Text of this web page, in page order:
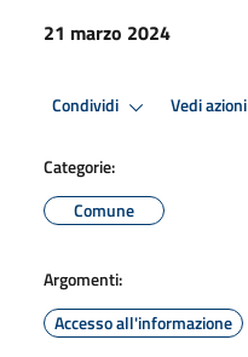
21 marzo 2024
Condividi Vedi azioni
Categorie:
Comune
Argomenti:
Accesso all'informazione